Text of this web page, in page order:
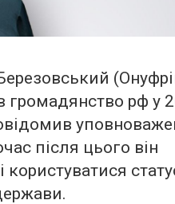
громадянство рф у
після цього він
користуватися